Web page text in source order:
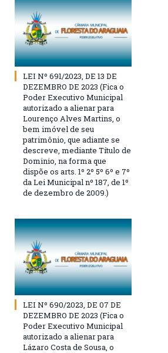
LEI Nº 691/2023, DE 13 DE
DEZEMBRO DE 2023 (Fica o
Poder Executivo Municipal
autorizado a alienar para
Lourenço Alves Martins, o
bem imóvel de seu
patrimônio, que adiante se
descreve, mediante Título de
Dominio, na forma que
dispõe os arts. 1º 2º 5º 6º e 7º
da Lei Municipal nº 187, de 1º
de dezembro de 2009.)
LEI Nº 690/2023, DE 07 DE
DEZEMBRO DE 2023 (Fica o
Poder Executivo Municipal
autorizado a alienar para
Lázaro Costa de Sousa, o